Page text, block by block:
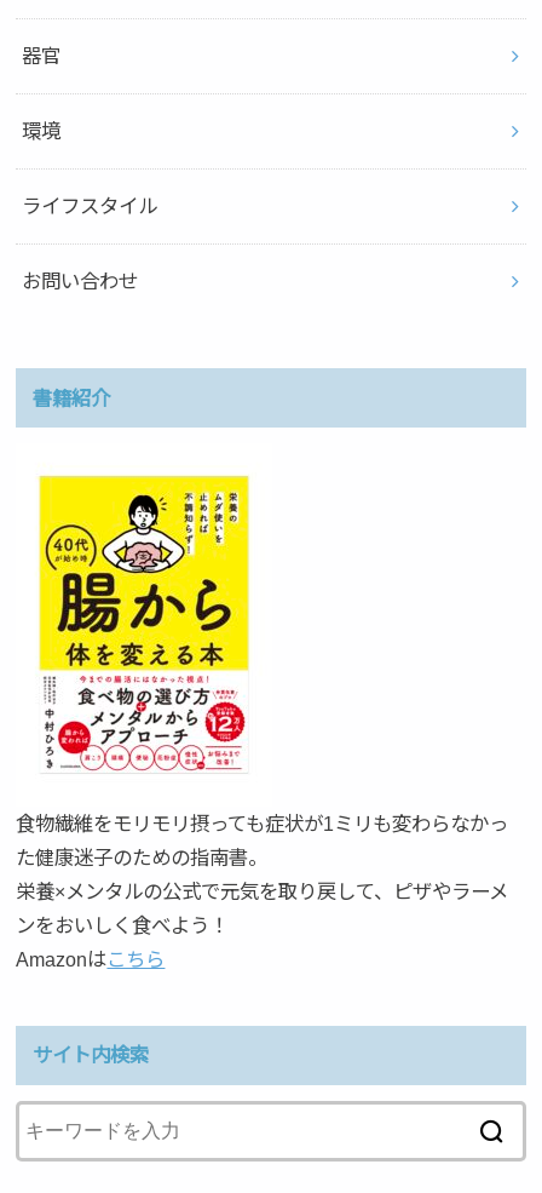
器官
環境
ライフスタイル
お問い合わせ
書籍紹介
食物繊維をモリモリ摂っても症状が1ミリも変わらなかっ
た健康迷子のための指南書。
栄養×メンタルの公式で元気を取り戻して、ピザやラーメ
ンをおいしく食べよう！
Amazonは こちら
サイト内検索